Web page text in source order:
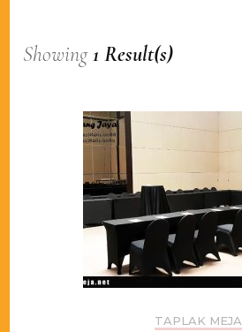
Showing1 Result(s)
TAPLAK MEJA